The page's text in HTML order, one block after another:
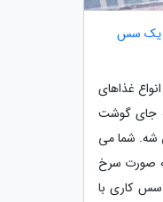
یک سس
غذاهای
جای گوشت
شه. شما می
صورت سرخ
سس کاری با